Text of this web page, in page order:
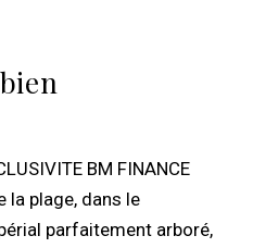
BM FINANCE
la plage, dans le
parfaitement arboré,